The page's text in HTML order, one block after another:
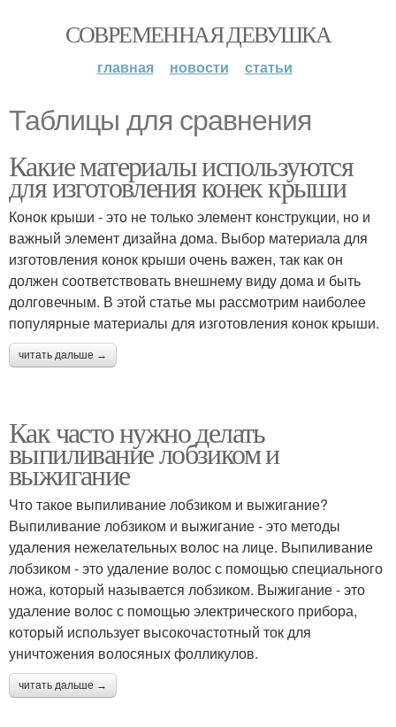
СОВРЕМЕННАЯ ДЕВУШКА
главная новости статьи
Таблицы для сравнения
Какие материалы используются
для изготовления конек крыши
Конок крыши - это не только элемент конструкции, но и
важный элемент дизайна дома. Выбор материала для
изготовления конок крыши очень важен, так как он
должен соответствовать внешнему виду дома и быть
долговечным. В этой статье мы рассмотрим наиболее
популярные материалы для изготовления конок крыши.
читать дальше →
Как часто нужно делать
выпиливание лобзиком и
выжигание
Что такое выпиливание лобзиком и выжигание?
Выпиливание лобзиком и выжигание - это методы
удаления нежелательных волос на лице. Выпиливание
лобзиком - это удаление волос с помощью специального
ножа, который называется лобзиком. Выжигание - это
удаление волос с помощью электрического прибора,
который использует высокочастотный ток для
уничтожения волосяных фолликулов.
читать дальше →